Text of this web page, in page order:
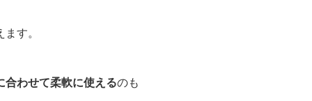
す。
合わせて柔軟に使えるのも